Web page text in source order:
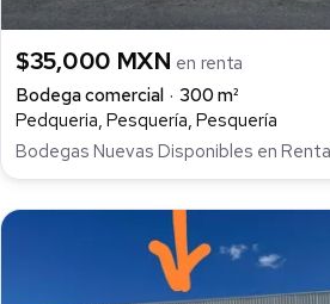
$35,000 MXN en renta
Bodega comercial
300 m²
Pedqueria, Pesquería, Pesquería
Bodegas Nuevas Disponibles en